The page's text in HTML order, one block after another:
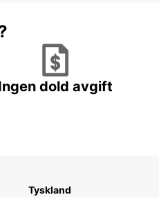
dold avgift
Tyskland